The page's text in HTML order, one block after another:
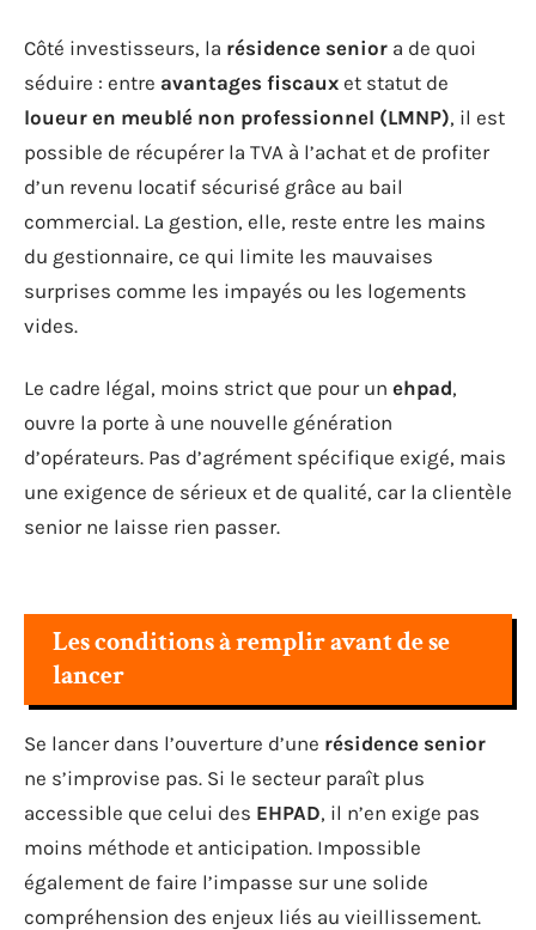
Côté investisseurs, la résidence senior a de quoi
séduire : entre avantages fiscaux et statut de
loueur en meublé non professionnel (LMNP), il est
possible de récupérer la TVA à l’achat et de profiter
d’un revenu locatif sécurisé grâce au bail
commercial. La gestion, elle, reste entre les mains
du gestionnaire, ce qui limite les mauvaises
surprises comme les impayés ou les logements
vides.
Le cadre légal, moins strict que pour un ehpad,
ouvre la porte à une nouvelle génération
d’opérateurs. Pas d’agrément spécifique exigé, mais
une exigence de sérieux et de qualité, car la clientèle
senior ne laisse rien passer.
Les conditions à remplir avant de se
lancer
Se lancer dans l’ouverture d’une résidence senior
ne s’improvise pas. Si le secteur paraît plus
accessible que celui des EHPAD, il n’en exige pas
moins méthode et anticipation. Impossible
également de faire l’impasse sur une solide
compréhension des enjeux liés au vieillissement.